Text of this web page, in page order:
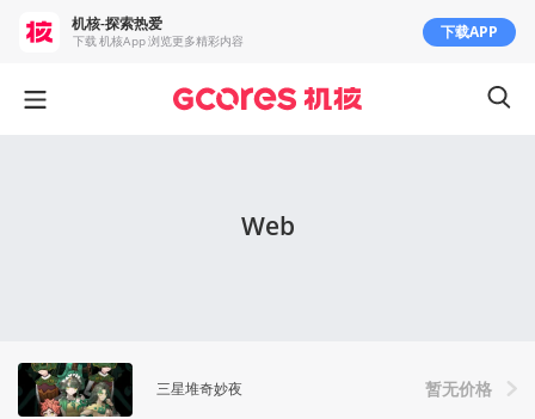
Web
三星堆奇妙夜 暂无价格
机核-探索热爱
下载 机核App 浏览更多精彩内容 下载APP